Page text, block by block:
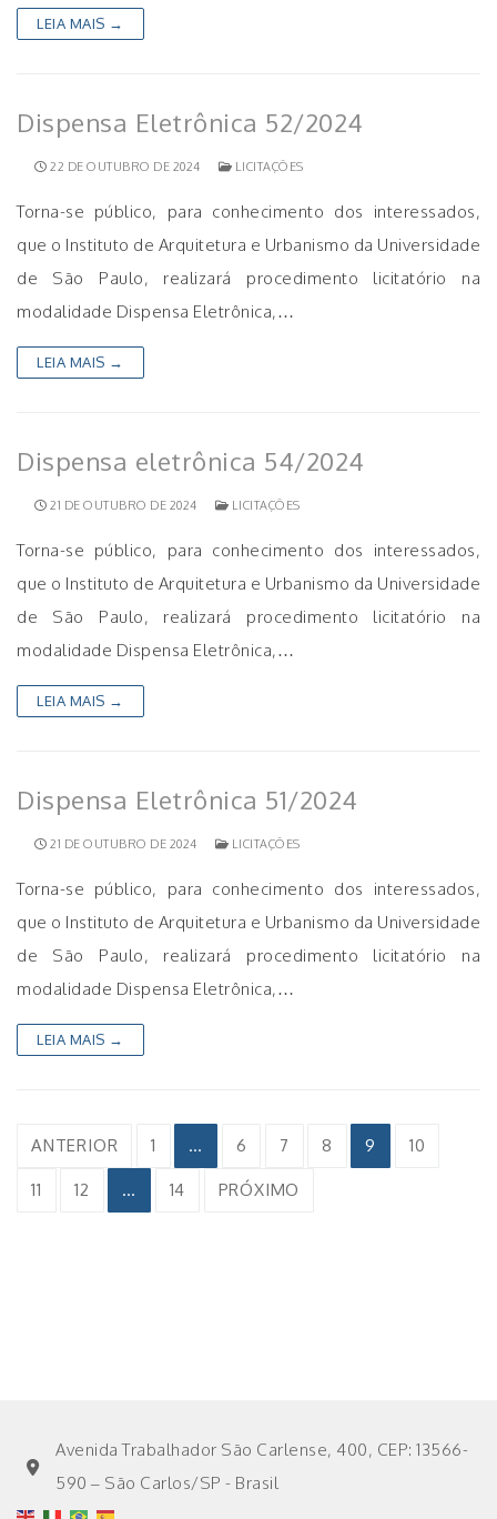
LEIA MAIS →
Dispensa Eletrônica 52/2024
22 DE OUTUBRO DE 2024 LICITAÇÕES
Torna-se público, para conhecimento dos interessados,
que o Instituto de Arquitetura e Urbanismo da Universidade
de São Paulo, realizará procedimento licitatório na
modalidade Dispensa Eletrônica,…
LEIA MAIS →
Dispensa eletrônica 54/2024
21 DE OUTUBRO DE 2024 LICITAÇÕES
Torna-se público, para conhecimento dos interessados,
que o Instituto de Arquitetura e Urbanismo da Universidade
de São Paulo, realizará procedimento licitatório na
modalidade Dispensa Eletrônica,…
LEIA MAIS →
Dispensa Eletrônica 51/2024
21 DE OUTUBRO DE 2024 LICITAÇÕES
Torna-se público, para conhecimento dos interessados,
que o Instituto de Arquitetura e Urbanismo da Universidade
de São Paulo, realizará procedimento licitatório na
modalidade Dispensa Eletrônica,…
LEIA MAIS →
Paginação
ANTERIOR 1 … 6 7 8 9 10
11 12 … 14 PRÓXIMO
Avenida Trabalhador São Carlense, 400, CEP: 13566-
590 – São Carlos/SP - Brasil